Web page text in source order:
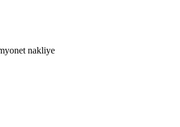
nakliye